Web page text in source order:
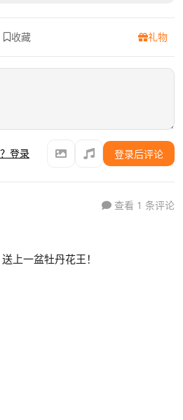
收藏 礼物
登录 登录后评论
查看 1 条评论
上一盆牡丹花王！